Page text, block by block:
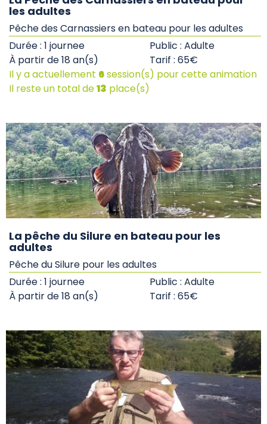
les adultes
Pêche des Carnassiers en bateau pour les adultes
Durée : 1 journee
Public : Adulte
À partir de 18 an(s)
Tarif : 65€
Il y a actuellement 6session(s) pour cette animation
Il reste un total de13 place(s)
La pêche du Silure en bateau pour les
adultes
Pêche du Silure pour les adultes
Durée : 1 journee
Public : Adulte
À partir de 18 an(s)
Tarif : 65€